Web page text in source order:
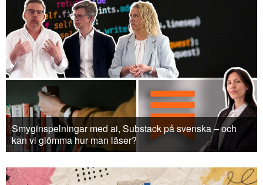
Smyginspelningar med ai, Substack på svenska – och
kan vi glömma hur man läser?